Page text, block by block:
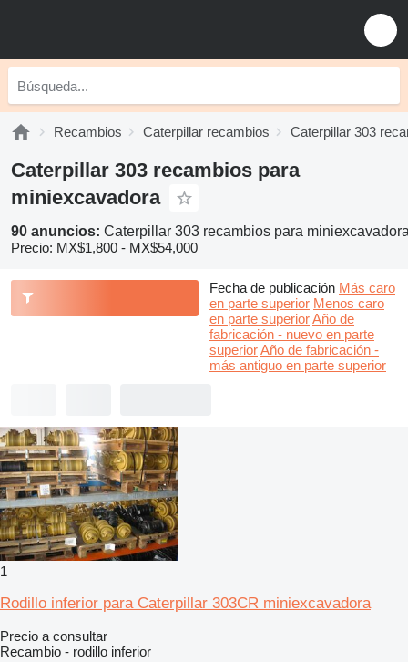
Recambios Caterpillar recambios Caterpillar 303
Caterpillar 303 recambios para
miniexcavadora
90 anuncios: Caterpillar 303 recambios para
Precio: MX$1,800 - MX$54,000
Fecha de publicación Más caro
en parte superior Menos caro
en parte superiorAño de
fabricación - nuevo en parte
superiorAño de fabricación -
más antiguo en parte superior
1
Rodillo inferior para Caterpillar 303CR miniexcavadora
Precio a consultar
Recambio - rodillo inferior